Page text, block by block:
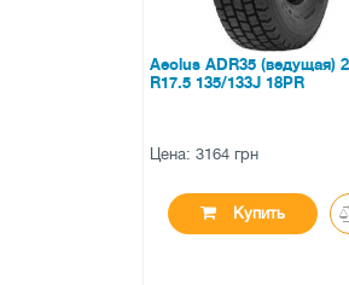
Aeolus ADR35 (ведущая)
R17.5 135/133J 18PR
Цена: 3164 грн
Купить